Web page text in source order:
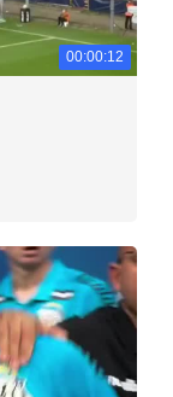
00:00:12